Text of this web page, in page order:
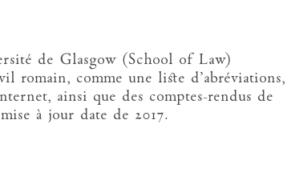
de Glasgow (School of Law)
romain, comme une liste d’abréviations,
ainsi que des comptes-rendus de
à jour date de 2017.